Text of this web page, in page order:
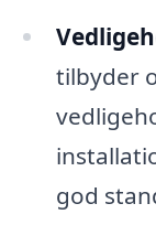
tilbyder
god